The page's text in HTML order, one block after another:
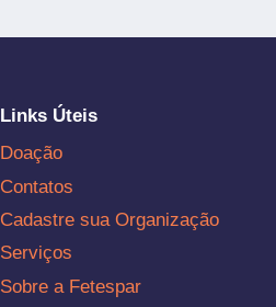
Links Úteis
Doação
Contatos
Cadastre sua Organização
Serviços
Sobre a Fetespar